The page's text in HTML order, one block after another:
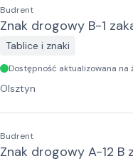
Budrent
Znak drogowy B-1
Tablice i znaki
Dostępność aktualizowana na
Olsztyn
Budrent
Znak drogowy A-12 B